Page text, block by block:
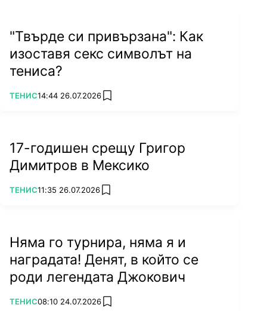
"Твърде си привързана": Как
изоставя секс символът на
тениса?
ПОВЕЧЕ ОТ
ТЕНИС14:44 26.07.2026 add favorites
17-годишен срещу Григор
Димитров в Мексико
ПОВЕЧЕ ОТ
ТЕНИС11:35 26.07.2026 add favorites
Няма го турнира, няма я и
наградата! Денят, в който се
роди легендата Джокович
ПОВЕЧЕ ОТ
ТЕНИС08:10 24.07.2026 add favorites